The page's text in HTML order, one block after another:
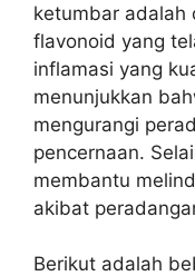
ketumbar adalah
flavonoid yang
inflamasi yang
menunjukkan
mengurangi
pencernaan.
membantu
akibat
Berikut adalah